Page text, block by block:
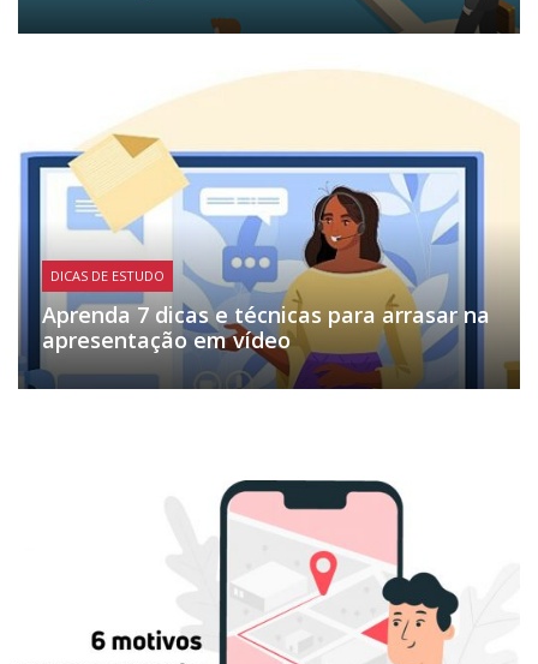
DICAS DE ESTUDO
Aprenda 7 dicas e técnicas para arrasar na
apresentação em vídeo